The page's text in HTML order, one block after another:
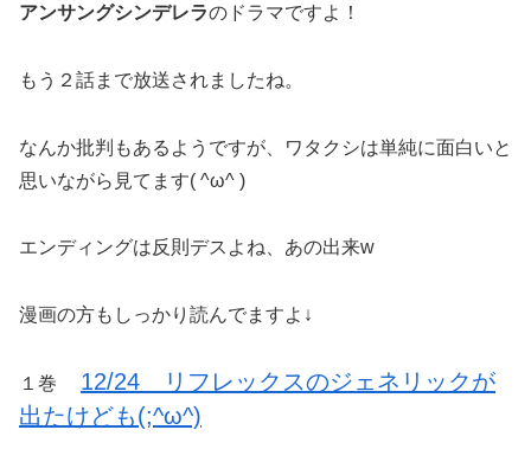
アンサングシンデレラのドラマですよ！
もう２話まで放送されましたね。
なんか批判もあるようですが、ワタクシは単純に面白いと
思いながら見てます( ^ω^ )
エンディングは反則デスよね、あの出来w
漫画の方もしっかり読んでますよ↓
１巻
12/24 リフレックスのジェネリックが
出たけども(;^ω^)